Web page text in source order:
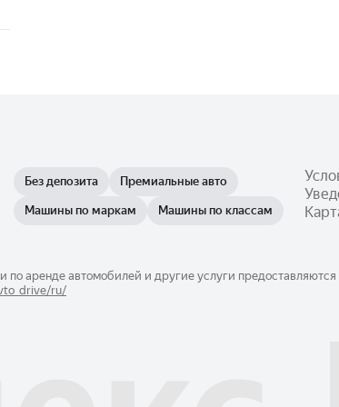
Без депозита Премиальные авто
Машины по маркам Машины по классам
аренде автомобилей и другие услуги
ru/